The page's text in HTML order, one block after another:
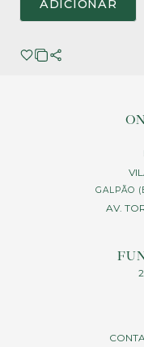
ADICIONAR
GALPÃO
AV.